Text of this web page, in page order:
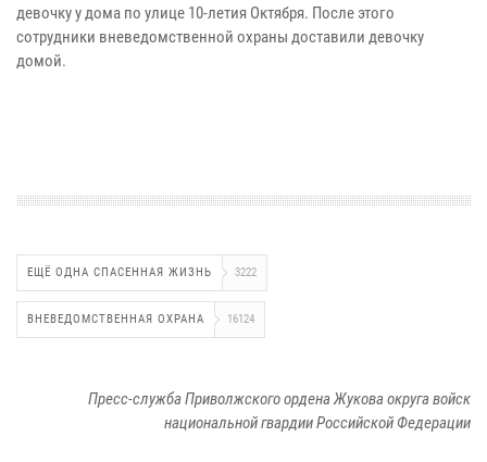
девочку у дома по улице 10-летия Октября. После этого
сотрудники вневедомственной охраны доставили девочку
домой.
ЕЩЁ ОДНА СПАСЕННАЯ ЖИЗНЬ 3222
ВНЕВЕДОМСТВЕННАЯ ОХРАНА 16124
Пресс-служба Приволжского ордена Жукова округа войск
национальной гвардии Российской Федерации